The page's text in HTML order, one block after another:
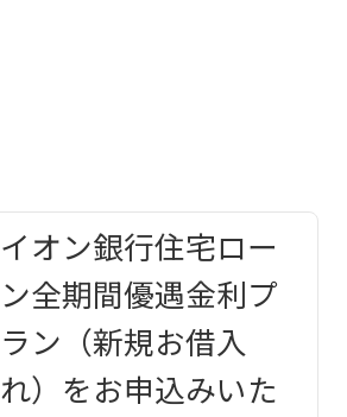
イオン銀行住宅ロー
ン全期間優遇金利プ
ラン（新規お借入
れ）をお申込みいた